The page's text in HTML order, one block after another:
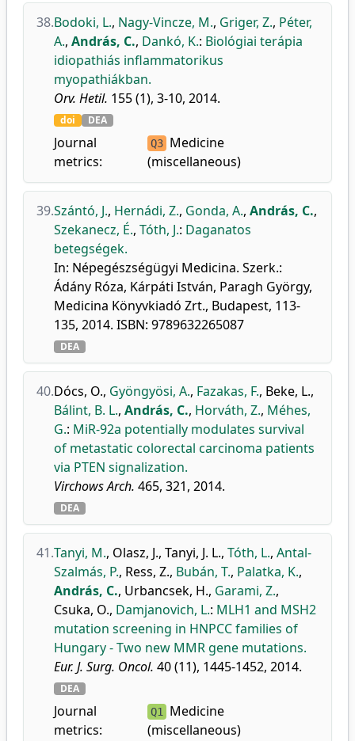
38.Bodoki, L., Nagy-Vincze, M., Griger, Z., Péter,
A., András, C., Dankó, K.: Biológiai terápia
idiopathiás inflammatorikus
myopathiákban.
Orv. Hetil. 155 (1), 3-10, 2014.
doi DEA
Journal
metrics:
Q3 Medicine
(miscellaneous)
39.Szántó, J., Hernádi, Z., Gonda, A., András, C.,
Szekanecz, É., Tóth, J.: Daganatos
betegségek.
In: Népegészségügyi Medicina. Szerk.:
Ádány Róza, Kárpáti István, Paragh György,
Medicina Könyvkiadó Zrt., Budapest, 113-
135, 2014. ISBN: 9789632265087
DEA
40.Dócs, O., Gyöngyösi, A., Fazakas, F., Beke, L.,
Bálint, B. L., András, C., Horváth, Z., Méhes,
G.: MiR-92a potentially modulates survival
of metastatic colorectal carcinoma patients
via PTEN signalization.
Virchows Arch. 465, 321, 2014.
DEA
41.Tanyi, M., Olasz, J., Tanyi, J. L., Tóth, L., Antal-
Szalmás, P., Ress, Z., Bubán, T., Palatka, K.,
András, C., Urbancsek, H., Garami, Z.,
Csuka, O., Damjanovich, L.: MLH1 and MSH2
mutation screening in HNPCC families of
Hungary - Two new MMR gene mutations.
Eur. J. Surg. Oncol. 40 (11), 1445-1452, 2014.
DEA
Journal
metrics:
Q1 Medicine
(miscellaneous)